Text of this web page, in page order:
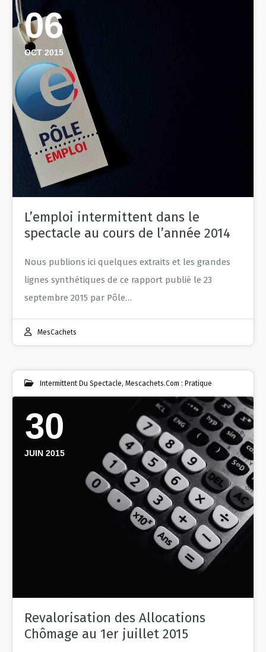
06
OCT 2015
L’emploi intermittent dans le
spectacle au cours de l’année 2014
Nous publions ici quelques extraits et les grandes
lignes synthétiques de ce rapport publié le 23
septembre 2015 par Pôle…
MesCachets
Intermittent Du Spectacle, Mescachets.com : Pratique
30
JUIN 2015
Revalorisation des Allocations
Chômage au 1er juillet 2015